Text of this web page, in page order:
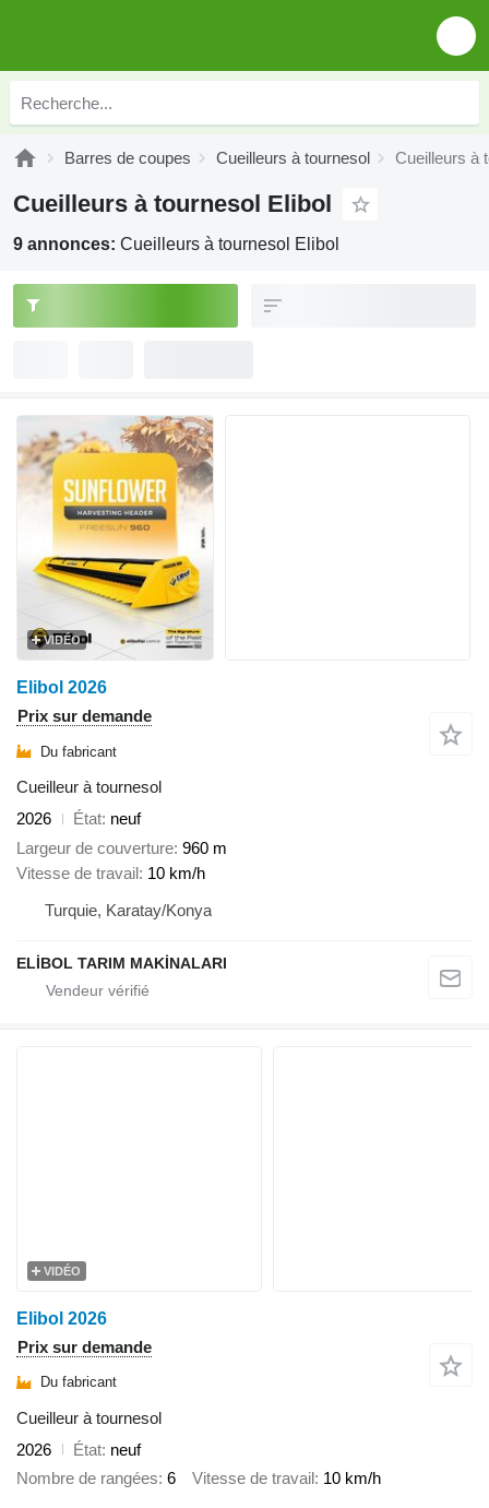
Barres de coupes Cueilleurs à tournesol Cueilleurs à
Cueilleurs à tournesol Elibol
9 annonces: Cueilleurs à tournesol Elibol
VIDÉO
Elibol 2026
Prix sur demande
Du fabricant
Cueilleur à tournesol
2026
État neuf
Largeur de couverture 960 m
Vitesse de travail 10 km/h
Turquie, Karatay/Konya
ELİBOL TARIM MAKİNALARI
VIDÉO
Elibol 2026
Prix sur demande
Du fabricant
Cueilleur à tournesol
2026
État neuf
Nombre de rangées 6 Vitesse de travail 10 km/h